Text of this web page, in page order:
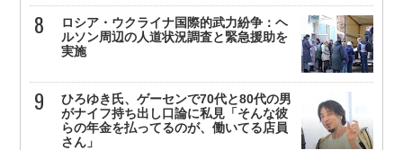
ロシア・ウクライナ国際的武力紛争：ヘ
ルソン周辺の人道状況調査と緊急援助を
実施
ひろゆき氏、ゲーセンで70代と80代の男
がナイフ持ち出し口論に私見「そんな彼
らの年金を払ってるのが、働いてる店員
さん」